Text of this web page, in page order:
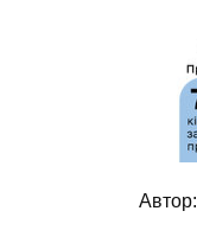
Автор: